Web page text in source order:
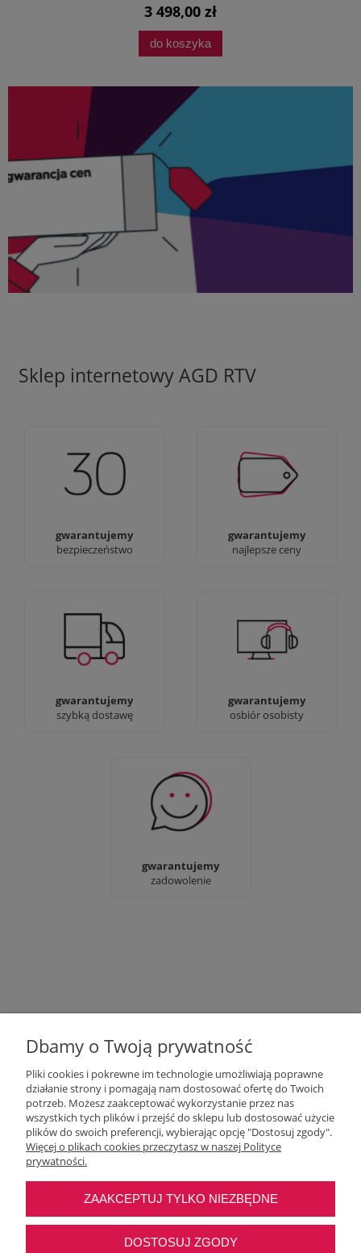
3 498,00 zł
do koszyka
Sklep internetowy AGD RTV
gwarantujemy
bezpieczeństwo
Jesteśmy firmą z 30-
gwarantujemy
najlepsze ceny
Ciężko pracujemy aby
zapewnić najlepsze
gwarantujemy
szybką dostawę
90% dostaw następnego
dnia, bez dopłat!
gwarantujemy
osbiór osobisty
Jesteśmy prawdziwi :)
możesz przyjść i
gwarantujemy
zadowolenie
Sprawdź nasze 100%
zadowolenia Klientów
Moje konto
Najczęstsze pytania
Dbamy o Twoją prywatność
Pliki cookies i pokrewne im technologie umożliwiają poprawne
działanie strony i pomagają nam dostosować ofertę do Twoich
potrzeb. Możesz zaakceptować wykorzystanie przez nas
wszystkich tych plików i przejść do sklepu lub dostosować użycie
plików do swoich preferencji, wybierając opcję "Dostosuj zgody".
Więcej o plikach cookies przeczytasz w naszej Polityce
prywatności.
ZAAKCEPTUJ TYLKO NIEZBĘDNE
DOSTOSUJ ZGODY